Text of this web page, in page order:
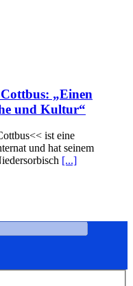
„Einen
und Kultur“
ist eine
und hat seinem
[...]